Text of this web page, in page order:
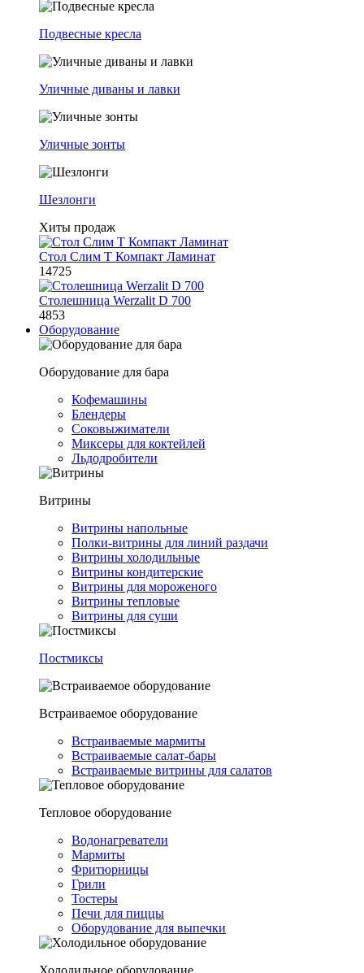
Подвесные кресла
Уличные диваны и лавки
Уличные зонты
Шезлонги
Хиты продаж
Стол Слим Т Компакт Ламинат
14725
Столешница Werzalit D 700
4853
Оборудование
Оборудование для бара
Кофемашины
Блендеры
Соковыжиматели
Миксеры для коктейлей
Льдодробители
Витрины
Витрины напольные
Полки-витрины для линий раздачи
Витрины холодильные
Витрины кондитерские
Витрины для мороженого
Витрины тепловые
Витрины для суши
Постмиксы
Встраиваемое оборудование
Встраиваемые мармиты
Встраиваемые салат-бары
Встраиваемые витрины для салатов
Тепловое оборудование
Водонагреватели
Мармиты
Фритюрницы
Грили
Тостеры
Печи для пиццы
Оборудование для выпечки
Холодильное оборудование